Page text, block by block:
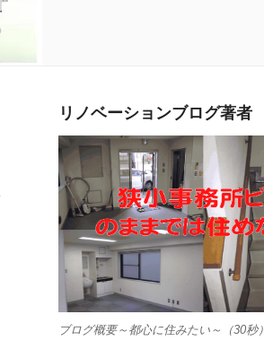
リノベーションブログ著者
ブログ概要～都心に住みたい～（30秒）